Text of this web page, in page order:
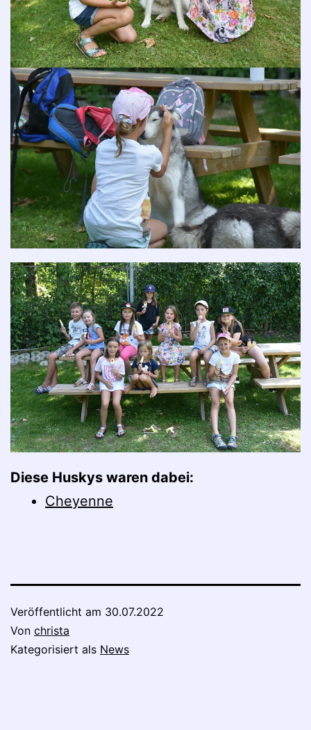
Diese Huskys waren dabei:
Cheyenne
Veröffentlicht am 30.07.2022
Von christa
Kategorisiert als News